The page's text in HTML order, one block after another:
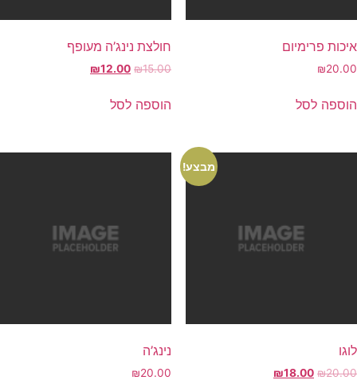
פרימיום
₪
לסל
חולצת נינג’ה מעופף
₪15.00
₪12.00
הוספה לסל
מבצע!
₪
₪18.00
נינג’ה
₪20.00